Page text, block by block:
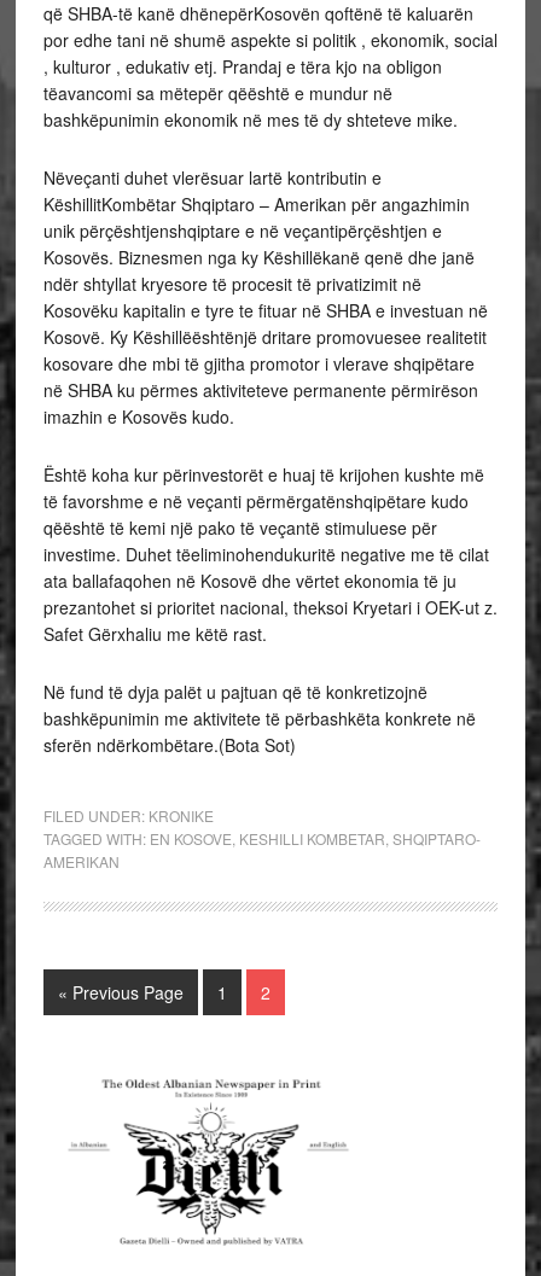
që SHBA-të kanë dhënepërKosovën qoftënë të kaluarën
por edhe tani në shumë aspekte si politik , ekonomik, social
, kulturor , edukativ etj. Prandaj e tëra kjo na obligon
tëavancomi sa mëtepër qëështë e mundur në
bashkëpunimin ekonomik në mes të dy shteteve mike.
Nëveçanti duhet vlerësuar lartë kontributin e
KëshillitKombëtar Shqiptaro – Amerikan për angazhimin
unik përçështjenshqiptare e në veçantipërçështjen e
Kosovës. Biznesmen nga ky Këshillëkanë qenë dhe janë
ndër shtyllat kryesore të procesit të privatizimit në
Kosovëku kapitalin e tyre te fituar në SHBA e investuan në
Kosovë. Ky Këshillëështënjë dritare promovuesee realitetit
kosovare dhe mbi të gjitha promotor i vlerave shqipëtare
në SHBA ku përmes aktiviteteve permanente përmirëson
imazhin e Kosovës kudo.
Është koha kur përinvestorët e huaj të krijohen kushte më
të favorshme e në veçanti përmërgatënshqipëtare kudo
qëështë të kemi një pako të veçantë stimuluese për
investime. Duhet tëeliminohendukuritë negative me të cilat
ata ballafaqohen në Kosovë dhe vërtet ekonomia të ju
prezantohet si prioritet nacional, theksoi Kryetari i OEK-ut z.
Safet Gërxhaliu me këtë rast.
Në fund të dyja palët u pajtuan që të konkretizojnë
bashkëpunimin me aktivitete të përbashkëta konkrete në
sferën ndërkombëtare.(Bota Sot)
FILED UNDER: KRONIKE
TAGGED WITH: EN KOSOVE KESHILLI KOMBETAR SHQIPTARO-
AMERIKAN
« Previous Page 1 2